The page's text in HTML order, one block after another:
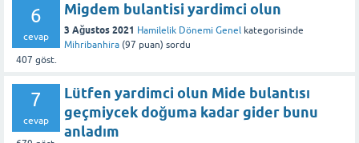
6
cevap
407 göst.
Migdem bulantisi yardimci olun
3 Ağustos 2021 Hamilelik Dönemi Genel kategorisinde
Mihribanhira (97 puan) sordu
7
cevap
Lütfen yardimci olun Mide bulantısı
geçmiycek doğuma kadar gider bunu
anladım